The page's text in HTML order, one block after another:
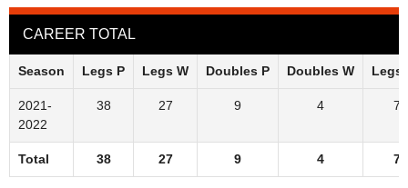
CAREER TOTAL
Season Legs P Legs W Doubles P Doubles W Legs
2021-
2022
38 27 9 4 71
Total 38 27 9 4 71